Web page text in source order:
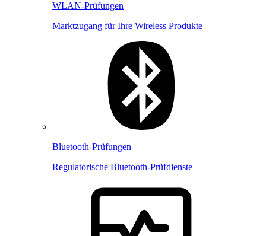
WLAN-Prüfungen
Marktzugang für Ihre Wireless Produkte
Bluetooth-Prüfungen
Regulatorische Bluetooth-Prüfdienste